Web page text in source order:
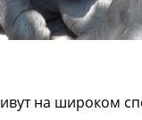
на широком